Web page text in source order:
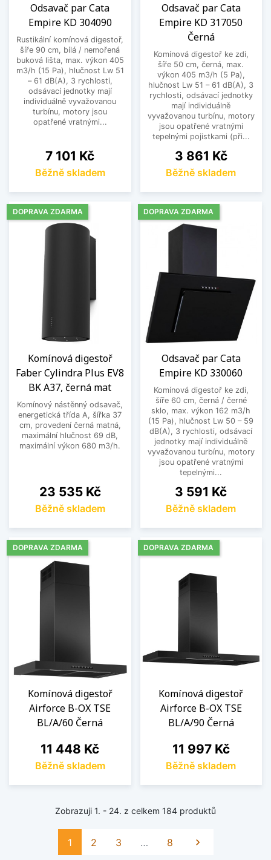
Odsavač par Cata
Empire KD 304090
Rustikální komínová digestoř,
šíře 90 cm, bílá / nemořená
buková lišta, max. výkon 405
m3/h (15 Pa), hlučnost Lw 51
– 61 dB(A), 3 rychlosti,
odsávací jednotky mají
individuálně vyvažovanou
turbínu, motory jsou
opatřené vratnými...
Cena
7 101 Kč
Běžně skladem
Odsavač par Cata
Empire KD 317050
Černá
Komínová digestoř ke zdi,
šíře 50 cm, černá, max.
výkon 405 m3/h (5 Pa),
hlučnost Lw 51 – 61 dB(A), 3
rychlosti, odsávací jednotky
mají individuálně
vyvažovanou turbínu, motory
jsou opatřené vratnými
tepelnými pojistkami (při...
Cena
3 861 Kč
Běžně skladem
Komínová digestoř
Faber Cylindra Plus EV8
BK A37, černá mat
Komínový nástěnný odsavač,
energetická třída A, šířka 37
cm, provedení černá matná,
maximální hlučnost 69 dB,
maximální výkon 680 m3/h.
Cena
23 535 Kč
Běžně skladem
DOPRAVA ZDARMA
Odsavač par Cata
Empire KD 330060
Komínová digestoř ke zdi,
šíře 60 cm, černá / černé
sklo, max. výkon 162 m3/h
(15 Pa), hlučnost Lw 50 – 59
dB(A), 3 rychlosti, odsávací
jednotky mají individuálně
vyvažovanou turbínu, motory
jsou opatřené vratnými
tepelnými...
Cena
3 591 Kč
Běžně skladem
DOPRAVA ZDARMA
Komínová digestoř
Airforce B-OX TSE
BL/A/60 Černá
Cena
11 448 Kč
Běžně skladem
DOPRAVA ZDARMA
Komínová digestoř
Airforce B-OX TSE
BL/A/90 Černá
Cena
11 997 Kč
Běžně skladem
DOPRAVA ZDARMA
Zobrazuji 1. - 24. z celkem 184 produktů
1 2 3 … 8 Další
